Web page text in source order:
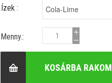
Ízek :
Menny.:
KOSÁRBA RAKOM